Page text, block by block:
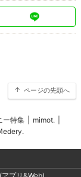
ページの先頭へ
ー特集 mimot.